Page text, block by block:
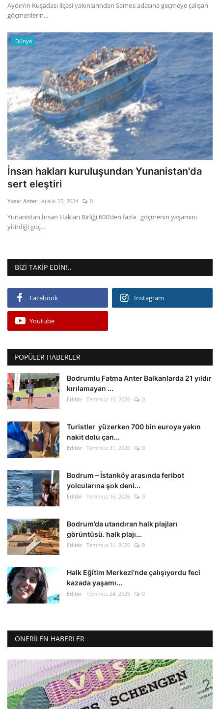
Aydın’ın Kuşadası ilçesi yakınlarından Samos adasına geçmeye çalışan
göçmenlerin...
Dünya
İnsan hakları kuruluşundan Yunanistan'da
sert eleştiri
Yasar Anter Aralık 25, 2024 0
Yunanistan İnsan Hakları Birliği 600’den fazla göçmenin yaşamını
yitirdiği göç...
BIZI TAKIP EDIN!..
Facebook Instagram
Youtube
POPÜLER HABERLER
Bodrumlu Fatma Anter Balkanlarda 21 yıldır
kırılamayan ...
Editör Temmuz 15, 2026 0
Turistler yüzerken 700 bin euroya yakın
nakit dolu çan...
Editör Temmuz 31, 2026 0
Bodrum – İstanköy arasında feribot
yolcularına şok deni...
Editör Temmuz 16, 2026 0
Bodrum’da utandıran halk plajları
görüntüsü. halk plajı...
Editör Temmuz 31, 2026 0
Halk Eğitim Merkezi'nde çalışıyordu feci
kazada yaşamı...
Editör Temmuz 24, 2026 0
ÖNERILEN HABERLER